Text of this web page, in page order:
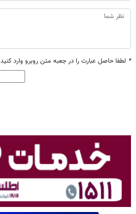
* لطفا حاصل عبارت را در جعبه متن روبرو وارد کنید